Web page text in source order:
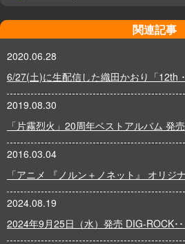
関連記事
2020.06.28
6/27(土)に生配信した織田かおり「12th
2019.08.30
「片霧烈火」20周年ベストアルバム 発
2016.03.04
「アニメ 『ノルン＋ノネット』 オリジ
2024.08.19
2024年9月25日（水）発売 DIG-ROCK･･